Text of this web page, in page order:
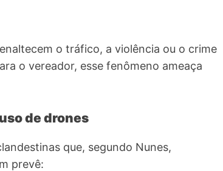
o tráfico, a violência ou o crime
o vereador, esse fenômeno ameaça
de drones
que, segundo Nunes,
prevê: